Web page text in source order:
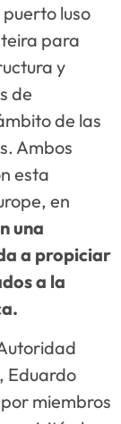
luso
para
y
de
de las
Ambos
esta
en
una
a propiciar
a la
Eduardo
miembros